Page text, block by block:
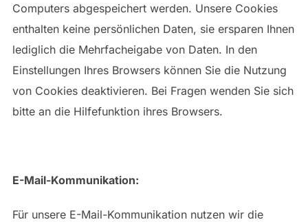
Computers abgespeichert werden. Unsere Cookies
enthalten keine persönlichen Daten, sie ersparen Ihnen
lediglich die Mehrfacheigabe von Daten. In den
Einstellungen Ihres Browsers können Sie die Nutzung
von Cookies deaktivieren. Bei Fragen wenden Sie sich
bitte an die Hilfefunktion ihres Browsers.
E-Mail-Kommunikation:
Für unsere E-Mail-Kommunikation nutzen wir die